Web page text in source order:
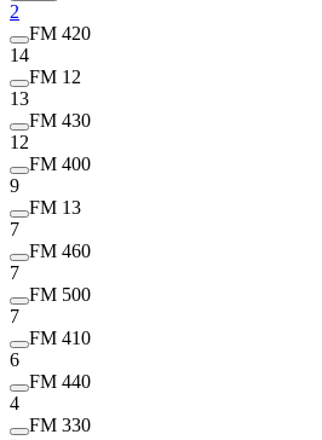
2
FM 420
14
FM 12
13
FM 430
12
FM 400
9
FM 13
7
FM 460
7
FM 500
7
FM 410
6
FM 440
4
FM 330